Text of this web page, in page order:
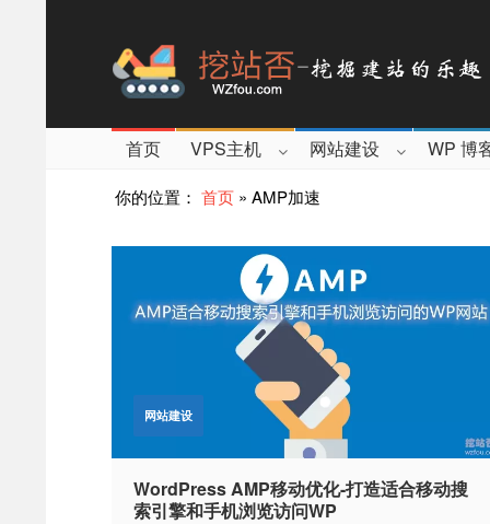
首页 VPS主机 网站建设 WP 博
你的位置： 首页 » AMP加速
网站建设
WordPress AMP移动优化-打造适合移动搜
索引擎和手机浏览访问WP